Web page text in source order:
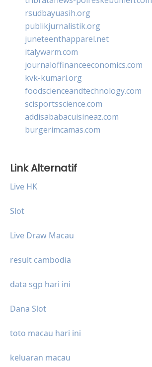
rsudbayuasih.org
publikjurnalistik.org
juneteenthapparel.net
italywarm.com
journaloffinanceeconomics.com
kvk-kumari.org
foodscienceandtechnology.com
scisportsscience.com
addisababacuisineaz.com
burgerimcamas.com
Link Alternatif
Live HK
Slot
Live Draw Macau
result cambodia
data sgp hari ini
Dana Slot
toto macau hari ini
keluaran macau